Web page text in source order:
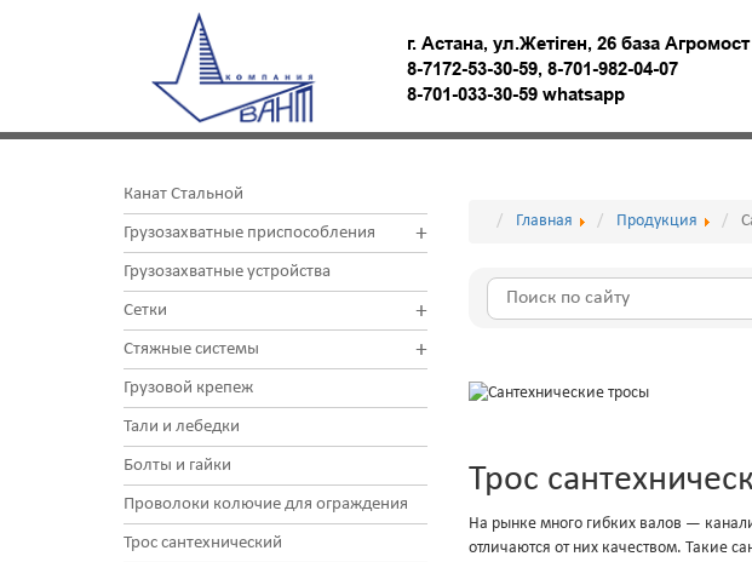
г. Астана, ул.Жетiген, 26 база Агромост
8-7172-53-30-59, 8-701-982-04-07
8-701-033-30-59 whatsapp
Канат Стальной
Грузозахватные приспособления +
Грузозахватные устройства
Сетки +
Стяжные системы +
Грузовой крепеж
Тали и лебедки
Болты и гайки
Проволоки колючие для ограждения
Трос сантехнический
Главная Продукция
Трос
На рынке много гибких валов —
отличаются от них качеством. Такие